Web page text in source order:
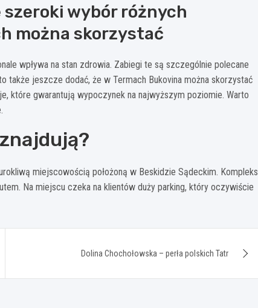
szeroki wybór różnych
można skorzystać
wpływa na stan zdrowia. Zabiegi te są szczególnie polecane
także jeszcze dodać, że w Termach Bukovina można skorzystać
które gwarantują wypoczynek na najwyższym poziomie. Warto
miejscowością położoną w Beskidzie Sądeckim. Kompleks
Na miejscu czeka na klientów duży parking, który oczywiście
Dolina Chochołowska – perła polskich Tatr